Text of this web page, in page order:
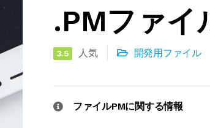
.PMファイ
3.5 人気 開発用ファイル
ファイルPMに関する情報